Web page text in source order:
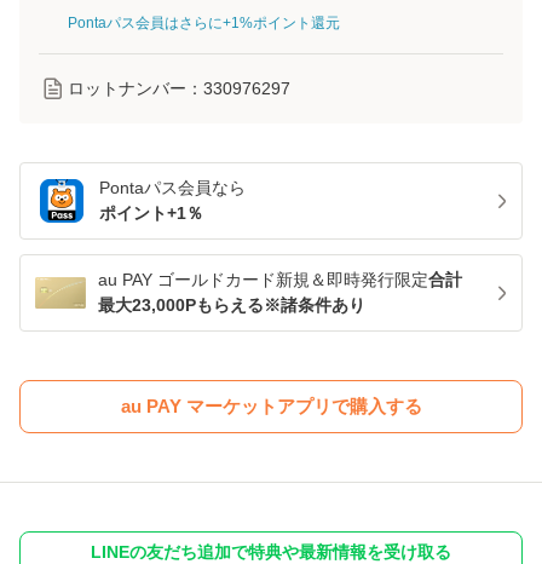
Pontaパス会員はさらに+1%ポイント還元
ロットナンバー： 330976297
Pontaパス会員なら
ポイント+1％
au PAY ゴールドカード新規＆即時発行限定合計
最大23,000Pもらえる※諸条件あり
au PAY マーケットアプリで購入する
LINEの友だち追加で特典や最新情報を受け取る